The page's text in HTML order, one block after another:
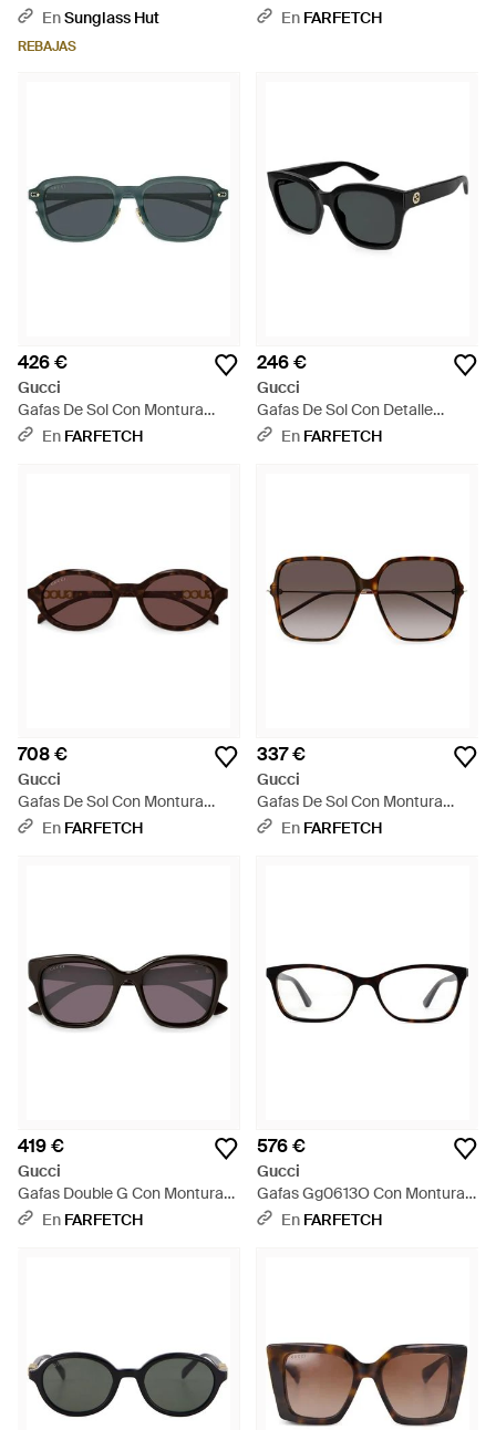
EnSunglass Hut
REBAJAS
AzulEn FARFETCH
426 €
Gucci
Gafas De Sol Con Montura
Cuadrada - Gris
En FARFETCH
246 €
Gucci
Gafas De Sol Con Detalle
Interlocking G - Negro
En FARFETCH
708 €
Gucci
Gafas De Sol Con Montura
Redonda - Marrón
En FARFETCH
337 €
Gucci
Gafas De Sol Con Montura
Oversize - Gris
En FARFETCH
419 €
Gucci
Gafas Double G Con Montura
Cuadrada - Negro
En FARFETCH
576 €
Gucci
Gafas Gg0613O Con Montura
Rectangular - Marrón
En FARFETCH